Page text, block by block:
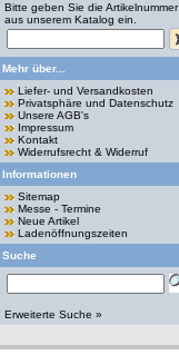
Bitte geben Sie die Artikelnummer
aus unserem Katalog ein.
Mehr über...
Liefer- und Versandkosten
Privatsphäre und Datenschutz
Unsere AGB's
Impressum
Kontakt
Widerrufsrecht & Widerruf
Informationen
Sitemap
Messe - Termine
Neue Artikel
Ladenöffnungszeiten
Suche
Erweiterte Suche »